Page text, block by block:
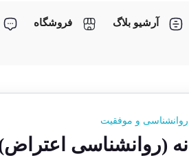
آرشیو بلاگ فروشگاه
روانشناسی و موفقیت
نه (روانشناسی